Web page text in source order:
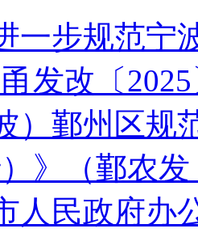
一步规范
发改〔
）鄞州区
》（鄞农发
人民政府